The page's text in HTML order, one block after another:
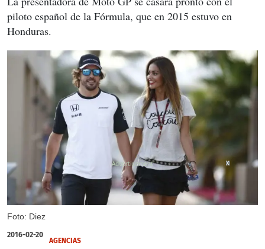
piloto español de la Fórmula, que en 2015 estuvo en
Honduras.
Foto: Diez
X
X
2016-02-20
AGENCIAS